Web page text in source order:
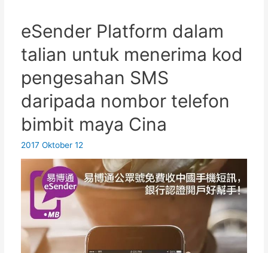
turun
dan
mendaftar
Nombor
telefon
log
masuk
Apple/Android
untuk
dihubungi
eSender Platform dalam
talian untuk menerima kod
pengesahan SMS
daripada nombor telefon
bimbit maya Cina
2017 Oktober 12